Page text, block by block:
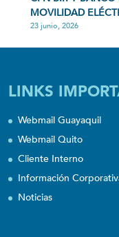
MOVILIDAD
23 junio, 2026
LINKS
Webmail Guayaquil
Webmail Quito
Cliente Interno
Información
Noticias